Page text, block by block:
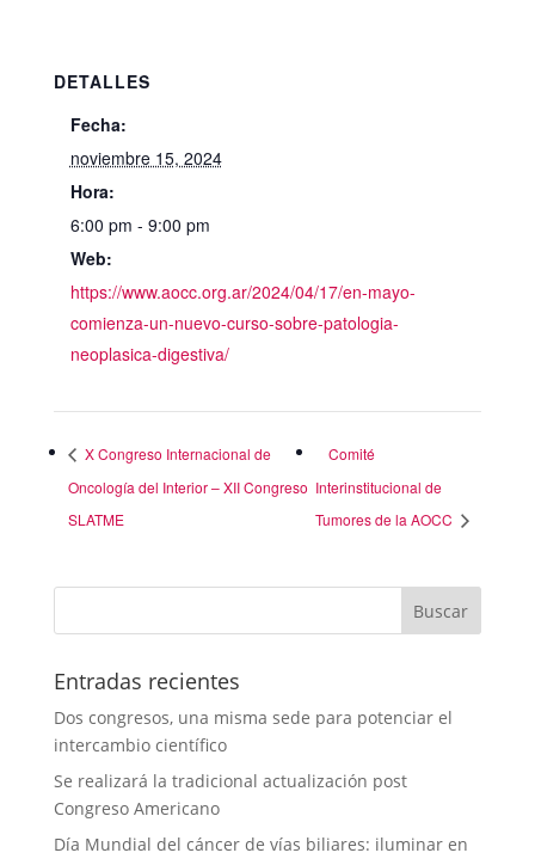
DETALLES
Fecha:
noviembre 15, 2024
Hora:
6:00 pm - 9:00 pm
Web:
https://www.aocc.org.ar/2024/04/17/en-mayo-
comienza-un-nuevo-curso-sobre-patologia-
neoplasica-digestiva/
X Congreso Internacional de
Oncología del Interior – XII Congreso
SLATME
Comité
Interinstitucional de
Tumores de la AOCC
Entradas recientes
Dos congresos, una misma sede para potenciar el
intercambio científico
Se realizará la tradicional actualización post
Congreso Americano
Día Mundial del cáncer de vías biliares: iluminar en